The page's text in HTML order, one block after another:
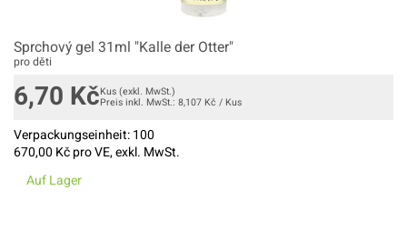
Sprchový gel 31ml "Kalle der Otter"
pro děti
6,70 KčKus (exkl. MwSt.)
Preis inkl. MwSt.: 8,107 Kč / Kus
Verpackungseinheit:100
670,00 Kč pro VE, exkl. MwSt.
Auf Lager